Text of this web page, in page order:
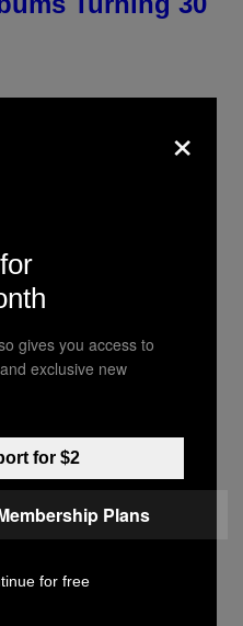
August 9-
Are Most
Classic
×
gives you access to
exclusive new
for $2
Plans
for free